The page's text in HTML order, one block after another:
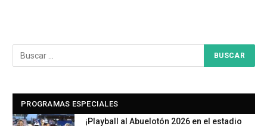
PROGRAMAS ESPECIALES
¡Playball al Abuelotón 2026 en el estadio